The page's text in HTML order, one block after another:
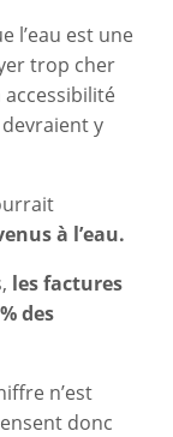
l’eau est une
trop cher
y
à l’eau.
les factures
des
n’est
donc